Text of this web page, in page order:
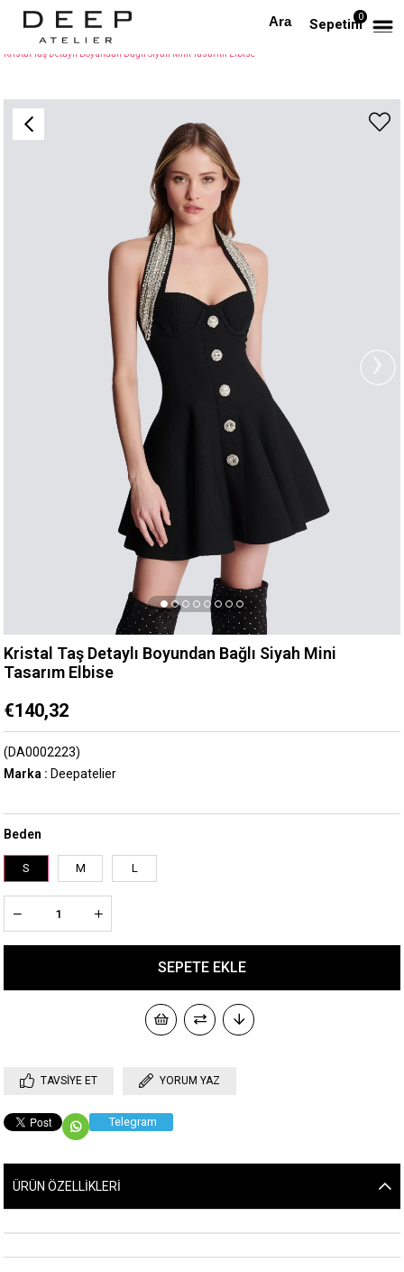
Sepetim0
Anasayfa TÜM ELBİSELER
Kristal Taş Detaylı Boyundan Bağlı Siyah Mini Tasarım Elbise
Kristal Taş Detaylı Boyundan Bağlı Siyah Mini
Tasarım Elbise
€140,32
(DA0002223)
Marka : Deepatelier
Beden
S M L
TAVSIYE ET YORUM YAZ
Telegram
ÜRÜN ÖZELLIKLERI